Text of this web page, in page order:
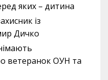
яких – дитина
із
Дичко
ветеранок ОУН та